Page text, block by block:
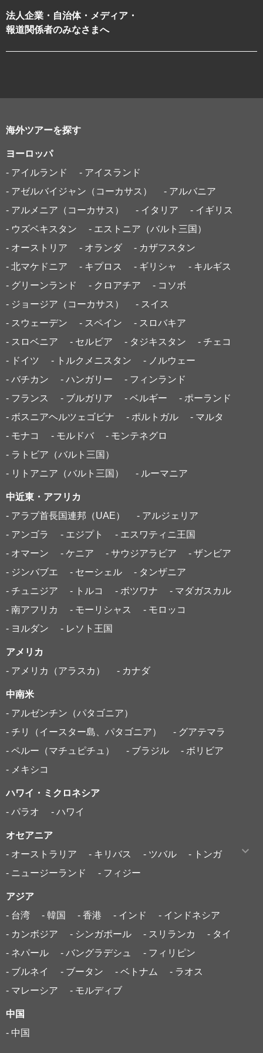
法人企業・自治体・メディア・
報道関係者のみなさまへ
海外ツアーを探す
ヨーロッパ
- アイルランド
- アイスランド
- アゼルバイジャン（コーカサス）
- アルバニア
- アルメニア（コーカサス）
- イタリア
- イギリス
- ウズベキスタン
- エストニア（バルト三国）
- オーストリア
- オランダ
- カザフスタン
- 北マケドニア
- キプロス - ギリシャ
- キルギス
- グリーンランド
- クロアチア
- コソボ
- ジョージア（コーカサス）
- スイス
- スウェーデン
- スペイン
- スロバキア
- スロベニア
- セルビア - タジキスタン
- チェコ
- ドイツ
- トルクメニスタン
- ノルウェー
- バチカン
- ハンガリー
- フィンランド
- フランス
- ブルガリア - ベルギー
- ポーランド
- ボスニアヘルツェゴビナ
- ポルトガル
- マルタ
- モナコ
- モルドバ
- モンテネグロ
- ラトビア（バルト三国）
- リトアニア（バルト三国）
- ルーマニア
中近東・アフリカ
- アラブ首長国連邦（UAE）
- アルジェリア
- アンゴラ
- エジプト
- エスワティニ王国
- オマーン
- ケニア - サウジアラビア
- ザンビア
- ジンバブエ
- セーシェル
- タンザニア
- チュニジア
- トルコ - ボツワナ
- マダガスカル
- 南アフリカ
- モーリシャス
- モロッコ
- ヨルダン
- レソト王国
アメリカ
- アメリカ（アラスカ）
- カナダ
中南米
- アルゼンチン（パタゴニア）
- チリ（イースター島、パタゴニア）
- グアテマラ
- ペルー（マチュピチュ）
- ブラジル
- ボリビア
- メキシコ
ハワイ・ミクロネシア
- パラオ
- ハワイ
オセアニア
- オーストラリア
- キリバス - ツバル
- トンガ
- ニュージーランド
- フィジー
アジア
- 台湾
- 韓国 - 香港 - インド
- インドネシア
- カンボジア
- シンガポール - スリランカ
- タイ
- ネパール
- バングラデシュ
- フィリピン
- ブルネイ
- ブータン - ベトナム
- ラオス
- マレーシア
- モルディブ
中国
- 中国